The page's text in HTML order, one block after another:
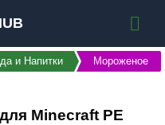
и Напитки Мороженое
Minecraft PE